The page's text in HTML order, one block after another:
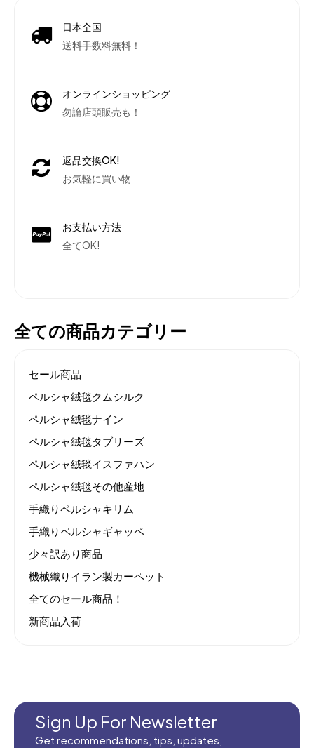
日本全国
送料手数料無料！
オンラインショッピング
勿論店頭販売も！
返品交換OK!
お気軽に買い物
お支払い方法
全てOK!
全ての商品カテゴリー
セール商品
ペルシャ絨毯クムシルク
ペルシャ絨毯ナイン
ペルシャ絨毯タブリーズ
ペルシャ絨毯イスファハン
ペルシャ絨毯その他産地
手織りペルシャキリム
手織りペルシャギャッベ
少々訳あり商品
機械織りイラン製カーペット
全てのセール商品！
新商品入荷
Sign Up For Newsletter
Get recommendations, tips, updates,